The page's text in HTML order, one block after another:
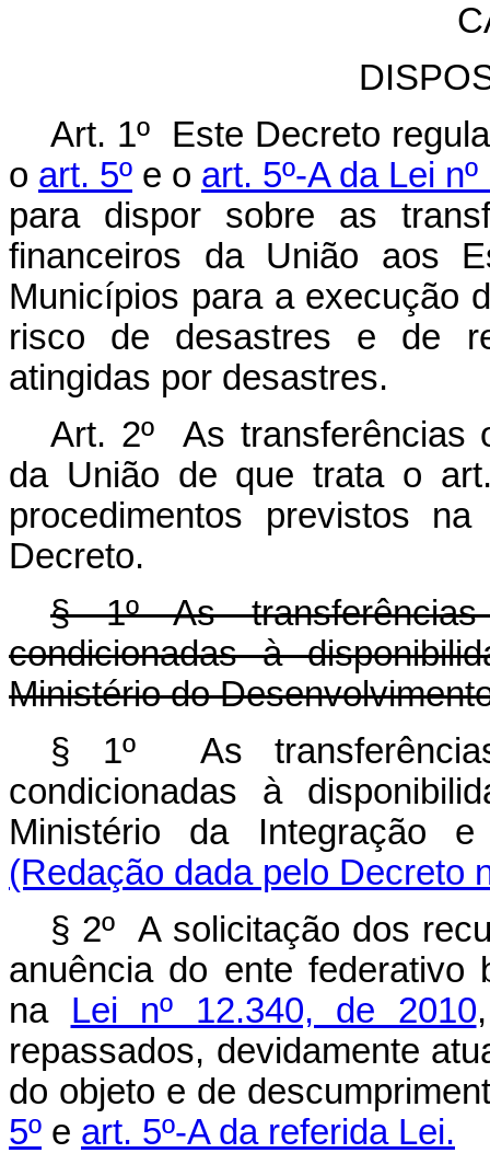
Art. 1º Este Decreto
o art. 5º e o art. 5º-A da Lei
para dispor sobre as
financeiros da União aos
Municípios para a execução
risco de desastres e de
atingidas por desastres.
Art. 2º As transferências
da União de que trata o
procedimentos previstos
Decreto.
§ 1º As
condicionadas à
Ministério do
§ 1º As
condicionadas à
Ministério da Integração
(Redação dada pelo Decreto
§ 2º A solicitação dos
anuência do ente federativo
na Lei nº 12.340, de 2010
repassados, devidamente
do objeto e de
5º e art. 5º-A da referida Lei.